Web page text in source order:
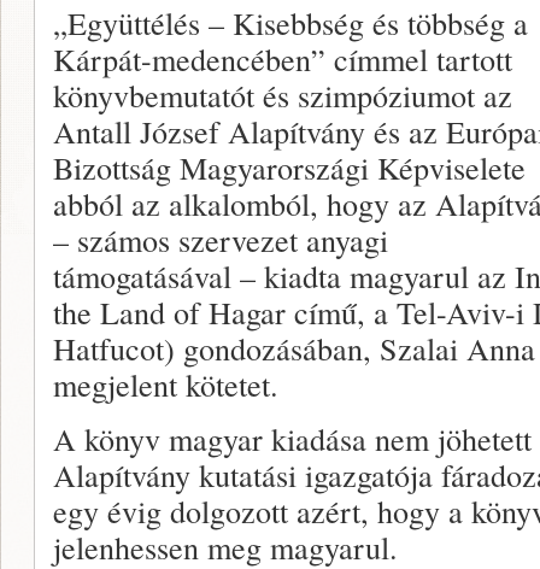
„Együttélés – Kisebbség és többség a
Kárpát-medencében” címmel tartott
könyvbemutatót és szimpóziumot az
Antall József Alapítvány és az
Bizottság Magyarországi Képviselete
abból az alkalomból, hogy az
– számos szervezet anyagi
támogatásával – kiadta magyarul az In
the Land of Hagar című, a Tel-Aviv-i
Hatfucot) gondozásában, Szalai
megjelent kötetet.
A könyv magyar kiadása nem
Alapítvány kutatási igazgatója
egy évig dolgozott azért, hogy a
jelenhessen meg magyarul.